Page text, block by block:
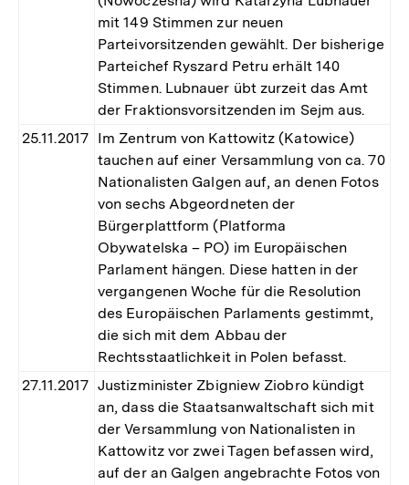
mit 149 Stimmen zur neuen
Parteivorsitzenden gewählt. Der bisherige
Parteichef Ryszard Petru erhält 140
Stimmen. Lubnauer übt zurzeit das Amt
der Fraktionsvorsitzenden im Sejm aus.
25.11.2017 Im Zentrum von Kattowitz (Katowice)
tauchen auf einer Versammlung von ca. 70
Nationalisten Galgen auf, an denen Fotos
von sechs Abgeordneten der
Bürgerplattform (Platforma
Obywatelska – PO) im Europäischen
Parlament hängen. Diese hatten in der
vergangenen Woche für die Resolution
des Europäischen Parlaments gestimmt,
die sich mit dem Abbau der
Rechtsstaatlichkeit in Polen befasst.
27.11.2017 Justizminister Zbigniew Ziobro kündigt
an, dass die Staatsanwaltschaft sich mit
der Versammlung von Nationalisten in
Kattowitz vor zwei Tagen befassen wird,
auf der an Galgen angebrachte Fotos von